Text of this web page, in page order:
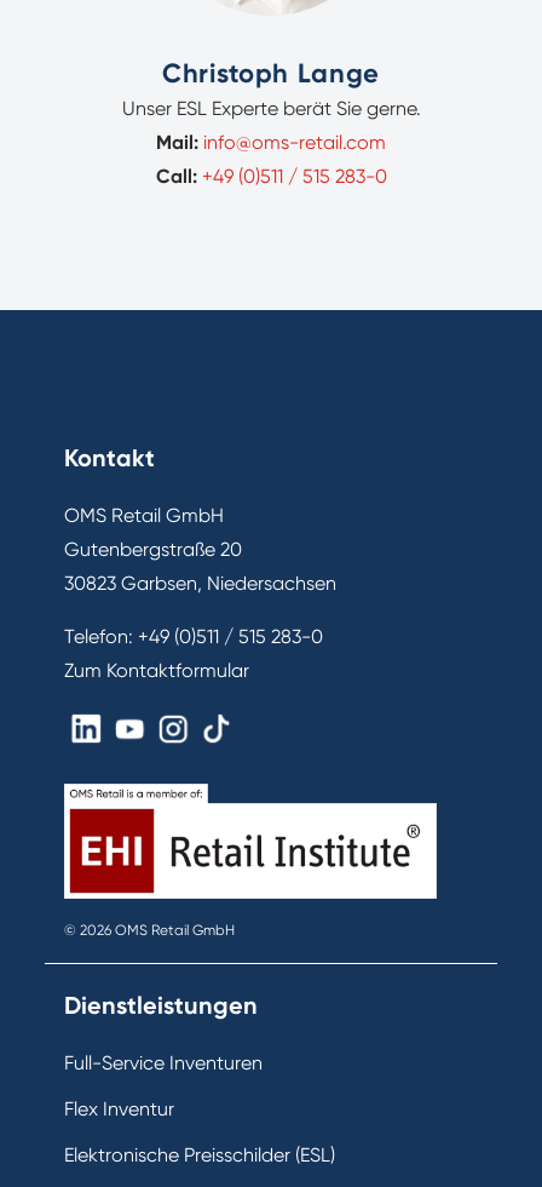
Christoph Lange
Unser ESL Experte berät Sie gerne.
Mail: info@oms-retail.com
Call: +49 (0)511 / 515 283-0
Kontakt
OMS Retail GmbH
Gutenbergstraße 20
30823 Garbsen, Niedersachsen
Telefon: +49 (0)511 / 515 283-0
Zum Kontaktformular
© 2026 OMS Retail GmbH
Dienstleistungen
Full-Service Inventuren
Flex Inventur
Elektronische Preisschilder (ESL)